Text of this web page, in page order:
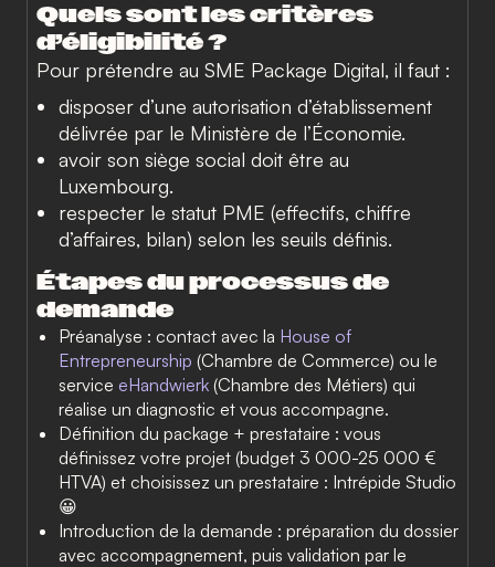
Quels sont les critères
d’éligibilité ?
Pour prétendre au SME Package Digital, il faut :
disposer d’une autorisation d’établissement
délivrée par le Ministère de l’Économie.
avoir son siège social doit être au
Luxembourg.
respecter le statut PME (effectifs, chiffre
d’affaires, bilan) selon les seuils définis.
Étapes du processus de
demande
Préanalyse : contact avec la House of
Entrepreneurship (Chambre de Commerce) ou le
service eHandwierk (Chambre des Métiers) qui
réalise un diagnostic et vous accompagne.
Définition du package + prestataire : vous
définissez votre projet (budget 3 000-25 000 €
HTVA) et choisissez un prestataire : Intrépide Studio
😀
Introduction de la demande : préparation du dossier
avec accompagnement, puis validation par le